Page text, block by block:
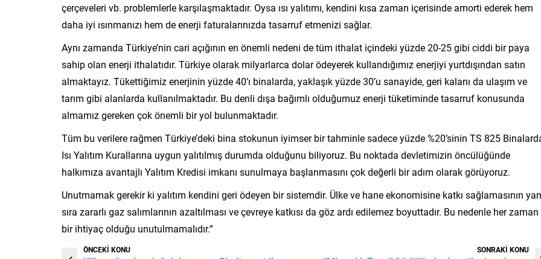
çerçeveleri vb. problemlerle karşılaşmaktadır. Oysa ısı yalıtımı, kendini kısa zaman içerisinde amorti ederek hem
daha iyi ısınmanızı hem de enerji faturalarınızda tasarruf etmenizi sağlar.
Aynı zamanda Türkiye’nin cari açığının en önemli nedeni de tüm ithalat içindeki yüzde 20-25 gibi ciddi bir paya
sahip olan enerji ithalatıdır. Türkiye olarak milyarlarca dolar ödeyerek kullandığımız enerjiyi yurtdışından satın
almaktayız. Tükettiğimiz enerjinin yüzde 40’ı binalarda, yaklaşık yüzde 30’u sanayide, geri kalanı da ulaşım ve
tarım gibi alanlarda kullanılmaktadır. Bu denli dışa bağımlı olduğumuz enerji tüketiminde tasarruf konusunda
almamız gereken çok önemli bir yol bulunmaktadır.
Tüm bu verilere rağmen Türkiye’deki bina stokunun iyimser bir tahminle sadece yüzde %20’sinin TS 825
Isı Yalıtım Kurallarına uygun yalıtılmış durumda olduğunu biliyoruz. Bu noktada devletimizin öncülüğünde
halkımıza avantajlı Yalıtım Kredisi imkanı sunulmaya başlanmasını çok değerli bir adım olarak görüyoruz.
Unutmamak gerekir ki yalıtım kendini geri ödeyen bir sistemdir. Ülke ve hane ekonomisine katkı sağlamasının
sıra zararlı gaz salımlarının azaltılması ve çevreye katkısı da göz ardı edilemez boyuttadır. Bu nedenle her zaman
bir ihtiyaç olduğu unutulmamalıdır.”
ÖNCEKİ KONU SONRAKİ KONU